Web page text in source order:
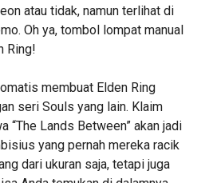
atau tidak, namun terlihat di
Oh ya, tombol lompat manual
Ring!
membuat Elden Ring
seri Souls yang lain. Klaim
“The Lands Between” akan jadi
yang pernah mereka racik
dari ukuran saja, tetapi juga